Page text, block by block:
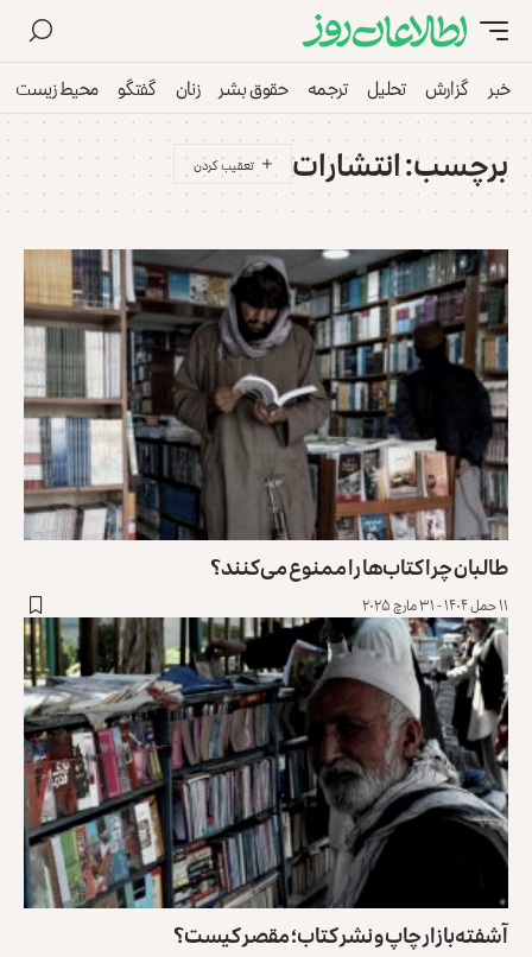
خبر گزارش تحلیل ترجمه حقوق بشر زنان گفتگو محیط زیست
برچسب:انتشارات
طالبان چرا کتاب‌ها را ممنوع می‌کنند؟
۱۱ حمل ۱۴۰۴ - ۳۱ مارچ ۲۰۲۵
آشفته‌بازار چاپ و نشر کتاب؛ مقصر کیست؟